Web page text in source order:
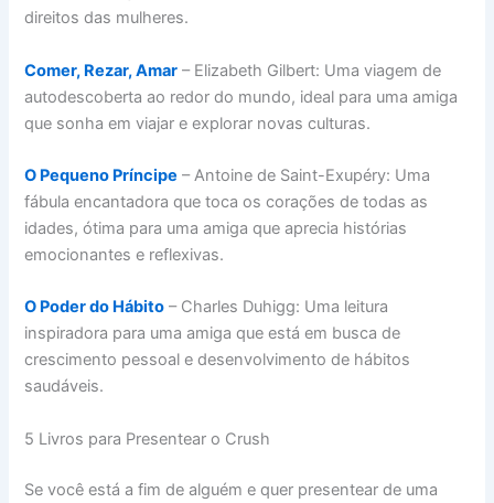
direitos das mulheres.
Comer, Rezar, Amar – Elizabeth Gilbert: Uma viagem de
autodescoberta ao redor do mundo, ideal para uma amiga
que sonha em viajar e explorar novas culturas.
O Pequeno Príncipe – Antoine de Saint-Exupéry: Uma
fábula encantadora que toca os corações de todas as
idades, ótima para uma amiga que aprecia histórias
emocionantes e reflexivas.
O Poder do Hábito – Charles Duhigg: Uma leitura
inspiradora para uma amiga que está em busca de
crescimento pessoal e desenvolvimento de hábitos
saudáveis.
5 Livros para Presentear o Crush
Se você está a fim de alguém e quer presentear de uma